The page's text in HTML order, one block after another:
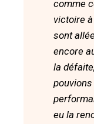
comme
victoire
sont
encore
la
eu la